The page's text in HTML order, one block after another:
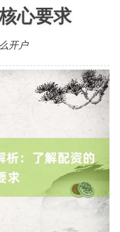
心要求
开户